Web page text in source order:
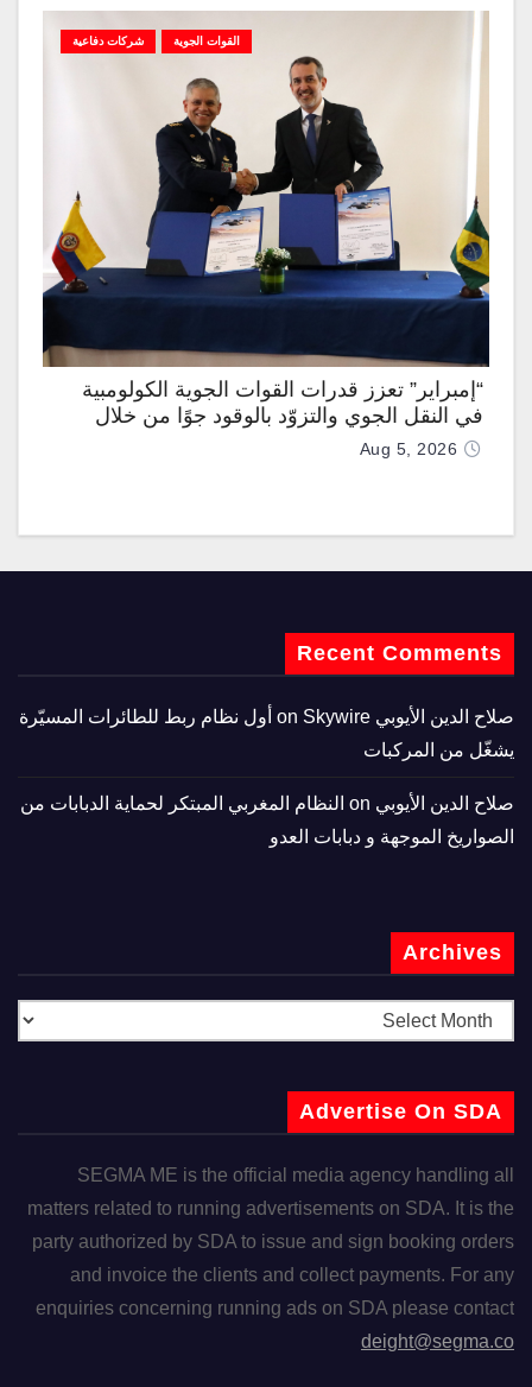
القوات الجوية شركات دفاعية
“إمبراير” تعزز قدرات القوات الجوية الكولومبية
في النقل الجوي والتزوّد بالوقود جوًا من خلال
تزويدها بطائرتي “كيه سي-390 ميلينيوم”
Aug 5, 2026
Recent Comments
صلاح الدين الأيوبي
Skywire أول نظام ربط للطائرات المسيّرة
يشغّل من المركبات
صلاح الدين الأيوبي
النظام المغربي المبتكر لحماية الدبابات من
الصواريخ الموجهة و دبابات العدو
Archives
Advertise On SDA
SEGMA ME is the official media agency handling all
matters related to running advertisements on SDA. It is the
party authorized by SDA to issue and sign booking orders
and invoice the clients and collect payments. For any
enquiries concerning running ads on SDA please contact
deight@segma.co